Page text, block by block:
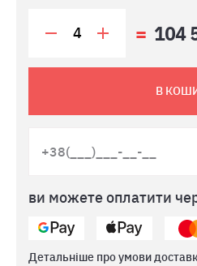
104
В
ви можете оплатити
Детальніше про умови